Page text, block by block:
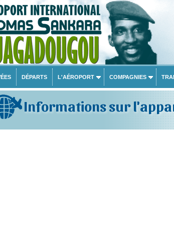
DÉPARTS L'AÉROPORT COMPAGNIES
Informations sur